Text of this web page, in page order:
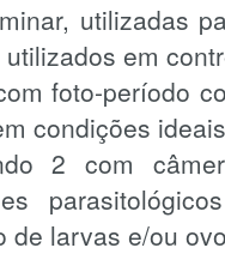
utilizadas
em
foto-período
condições
2 com
de larvas e/ou